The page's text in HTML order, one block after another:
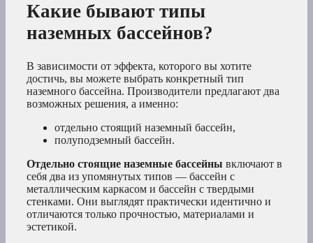
Какие бывают типы
наземных бассейнов?
В зависимости от эффекта, которого вы хотите
достичь, вы можете выбрать конкретный тип
наземного бассейна. Производители предлагают два
возможных решения, а именно:
отдельно стоящий наземный бассейн,
полуподземный бассейн.
Отдельно стоящие наземные бассейны включают в
себя два из упомянутых типов — бассейн с
металлическим каркасом и бассейн с твердыми
стенками. Они выглядят практически идентично и
отличаются только прочностью, материалами и
эстетикой.